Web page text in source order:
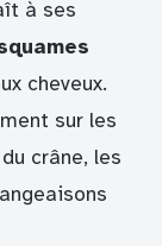
à ses
cheveux.
sur les
crâne, les